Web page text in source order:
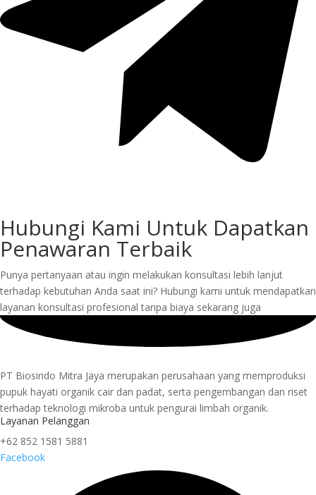
Hubungi Kami Untuk Dapatkan
Penawaran Terbaik
Punya pertanyaan atau ingin melakukan konsultasi lebih lanjut
terhadap kebutuhan Anda saat ini? Hubungi kami untuk mendapatkan
layanan konsultasi profesional tanpa biaya sekarang juga
PT Biosindo Mitra Jaya merupakan perusahaan yang memproduksi
pupuk hayati organik cair dan padat, serta pengembangan dan riset
terhadap teknologi mikroba untuk pengurai limbah organik.
Layanan Pelanggan
+62 852 1581 5881
Facebook